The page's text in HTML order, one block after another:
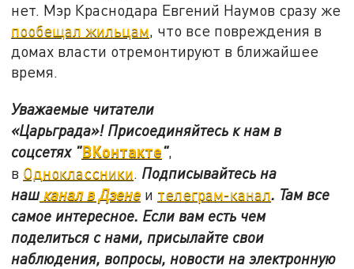
нет. Мэр Краснодара Евгений Наумов сразу же
пообещал жильцам, что все повреждения в
домах власти отремонтируют в ближайшее
время.
Уважаемые читатели
«Царьграда»! Присоединяйтесь к нам в
соцсетях "ВКонтакте",
в Одноклассники. Подписывайтесь на
нашканал в Дзене и телеграм-канал. Там все
самое интересное. Если вам есть чем
поделиться с нами, присылайте свои
наблюдения, вопросы, новости на электронную